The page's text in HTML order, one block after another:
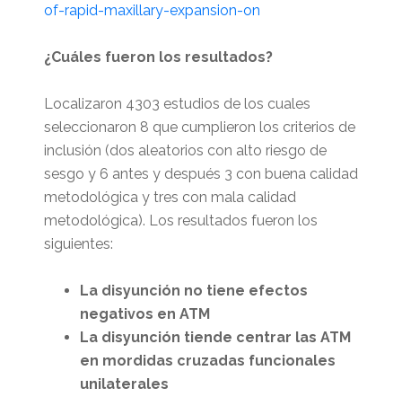
of-rapid-maxillary-expansion-on
¿Cuáles fueron los resultados?
Localizaron 4303 estudios de los cuales
seleccionaron 8 que cumplieron los criterios de
inclusión (dos aleatorios con alto riesgo de
sesgo y 6 antes y después 3 con buena calidad
metodológica y tres con mala calidad
metodológica). Los resultados fueron los
siguientes:
La disyunción no tiene efectos
negativos en ATM
La disyunción tiende centrar las ATM
en mordidas cruzadas funcionales
unilaterales